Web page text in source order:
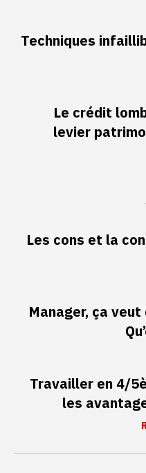
Techniques
Le crédit
levier
Les cons et la
Manager, ça
Travailler en 4/
les